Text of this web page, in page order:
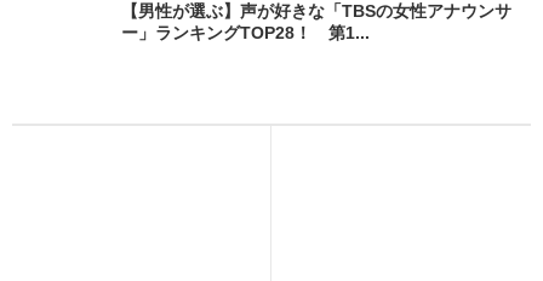
【男性が選ぶ】声が好きな「TBSの女性アナウンサ
ー」ランキングTOP28！ 第1...